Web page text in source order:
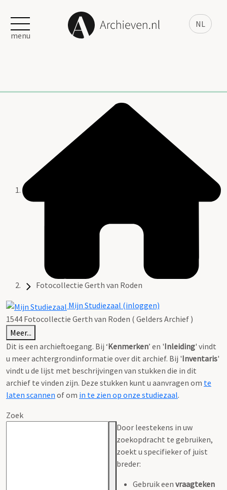
NL
menu
Fotocollectie Gerth van Roden
Mijn Studiezaal (inloggen)
1544 Fotocollectie Gerth van Roden ( Gelders Archief )
Meer...
Dit is een archieftoegang. Bij ‘Kenmerken’ en 'Inleiding' vindt
u meer achtergrondinformatie over dit archief. Bij 'Inventaris'
vindt u de lijst met beschrijvingen van stukken die in dit
archief te vinden zijn. Deze stukken kunt u aanvragen om te
laten scannen of om in te zien op onze studiezaal.
Zoek
Door leestekens in uw
zoekopdracht te gebruiken,
zoekt u specifieker of juist
breder:
Gebruik een vraagteken